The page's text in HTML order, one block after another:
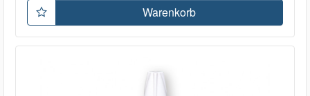
Warenkorb